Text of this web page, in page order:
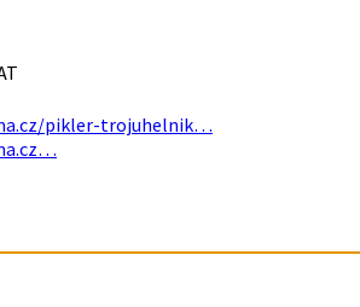
pikler-trojuhelnik…